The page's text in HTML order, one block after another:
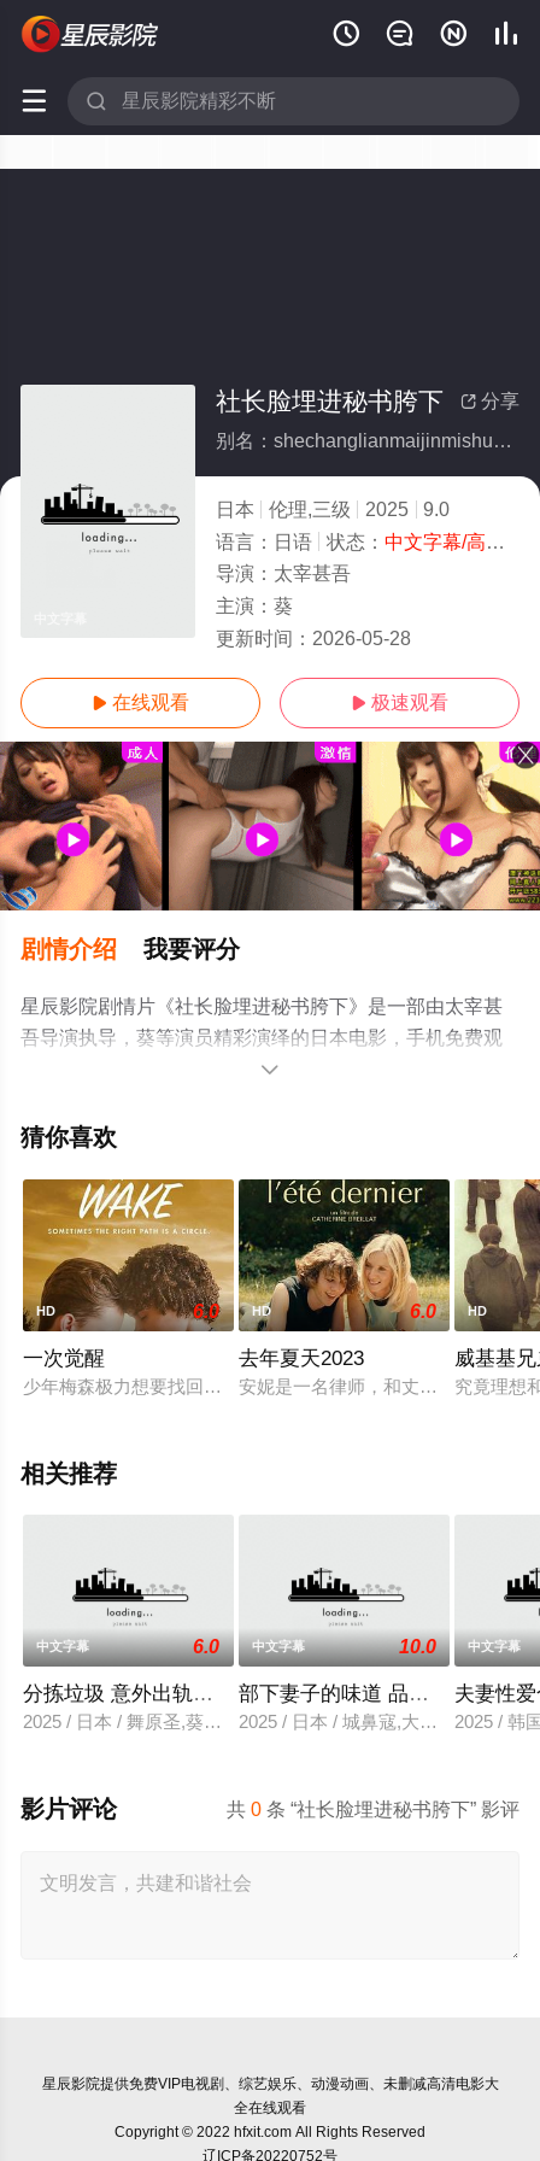
   
 
 分享
社长脸埋进秘书胯下
别名：shechanglianmaijinmishukuaxia
日本 伦理,三级 2025
9.0
语言： 日语 状态： 中文字幕/高清
导演： 太宰甚吾
主演： 葵
更新时间： 2026-05-28
 在线观看  极速观看
剧情介绍 我要评分
星辰影院剧情片《社长脸埋进秘书胯下》是一部由太宰甚
吾导演执导，葵等演员精彩演绎的日本电影，手机免费观
看高清无删减完整版电影大全就上星辰影视，更多相关信

猜你喜欢
HD 6.0
一次觉醒
少年梅森极力想要找回失去的双胞胎兄弟。长期缺席的大姐梅
HD 6.0
去年夏天2023
安妮是一名律师，和丈夫皮埃尔以及
HD
威基基
究竟理想
相关推荐
中文字幕 6.0
分拣垃圾 意外出轨性爱
2025 / 日本 / 舞原圣,葵悠太
中文字幕 10.0
部下妻子的味道 品尝的上司
2025 / 日本 / 城鼻寇,大泽透,中山健二
中文字幕
夫妻性
2025 / 韩
共0 条 “社长脸埋进秘书胯下” 影评
影片评论
星辰影院提供免费VIP电视剧、综艺娱乐、动漫动画、未删减高清电影大
全在线观看
Copyright © 2022 hfxit.com All Rights Reserved
辽ICP备20220752号